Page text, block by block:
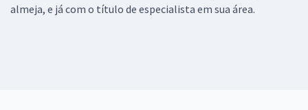
almeja, e já com o título de especialista em sua área.